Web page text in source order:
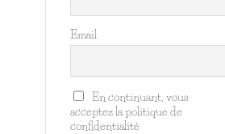
Email
En continuant, vous
acceptez la politique de
confidentialité